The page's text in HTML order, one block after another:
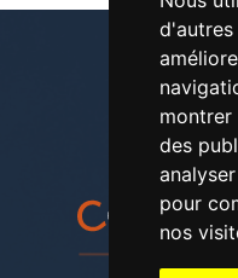
montrer
des
pour
nos